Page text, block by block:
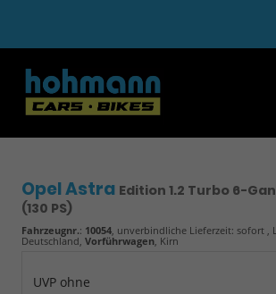
Opel Astra Edition 1.2 Turbo 6-
(130 PS)
Fahrzeugnr.: 10054, unverbindliche Lieferzeit: sofort ,
Deutschland, Vorführwagen, Kirn
UVP ohne